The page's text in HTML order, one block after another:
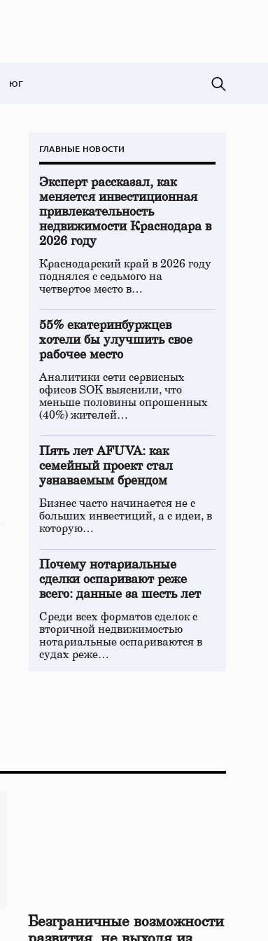
ЮГ
ГЛАВНЫЕ НОВОСТИ
Эксперт рассказал, как
меняется инвестиционная
привлекательность
недвижимости Краснодара в
2026 году
Краснодарский край в 2026 году
поднялся с седьмого на
четвертое место в…
55% екатеринбуржцев
хотели бы улучшить свое
рабочее место
Аналитики сети сервисных
офисов SOK выяснили, что
меньше половины опрошенных
(40%) жителей…
Пять лет AFUVA: как
семейный проект стал
узнаваемым брендом
Бизнес часто начинается не с
больших инвестиций, а с идеи, в
которую…
Почему нотариальные
сделки оспаривают реже
всего: данные за шесть лет
Среди всех форматов сделок с
вторичной недвижимостью
нотариальные оспариваются в
судах реже…
Безграничные возможности